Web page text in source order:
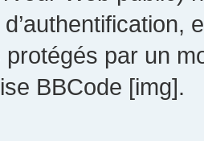
par un
BBCode [img].